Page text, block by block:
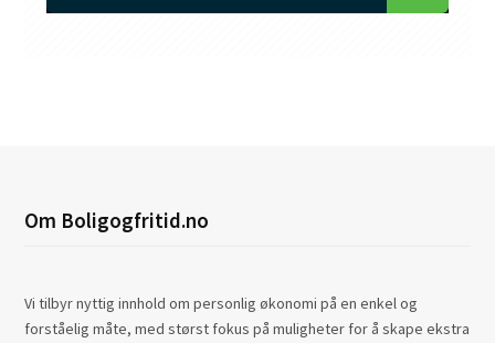
Om Boligogfritid.no
Vi tilbyr nyttig innhold om personlig økonomi på en enkel og
forståelig måte, med størst fokus på muligheter for å skape ekstra